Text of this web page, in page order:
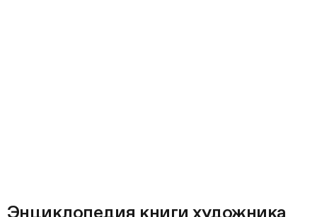
Энциклопедия книги художника